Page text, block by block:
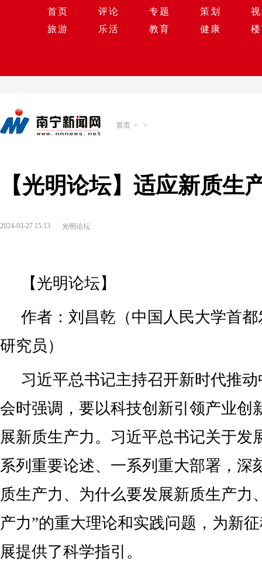
首页 评论 专题 策划
旅游
乐活 教育 健康
首页 > >
【光明论坛】适应新质生
2024-03-27 15:13 光明论坛
【光明论坛】
作者：刘昌乾（中国人民大学首
研究员）
习近平总书记主持召开新时代推
会时强调，要以科技创新引领产业创
展新质生产力。习近平总书记关于发
系列重要论述、一系列重大部署，深
质生产力、为什么要发展新质生产力
产力”的重大理论和实践问题，为新
展提供了科学指引。